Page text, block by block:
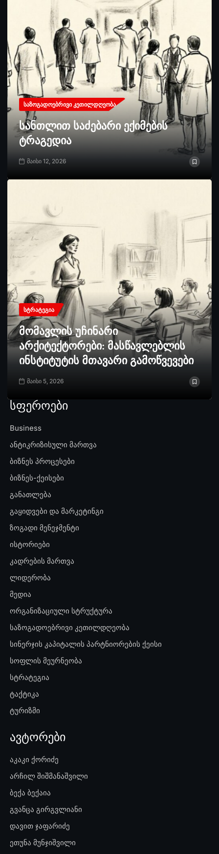
ᲡᲐᲖᲝᲒᲐᲓᲝᲔᲑᲠᲘᲕᲘ ᲙᲔᲗᲘᲚᲓᲦᲔᲝᲑᲐ
სანთლით საძებარი ექიმების
ტრაგედია
მაისი 12, 2026
ᲡᲢᲠᲐᲢᲔᲒᲘᲐ
მომავლის უჩინარი
არქიტექტორები: მასწავლებლის
ინსტიტუტის მთავარი გამოწვევები
მაისი 5, 2026
სფეროები
Business
ანტიკრიზისული მართვა
ბიზნეს პროცესები
ბიზნეს-ქეისები
განათლება
გაყიდვები და მარკეტინგი
ზოგადი მენეჯმენტი
ისტორიები
კადრების მართვა
ლიდერობა
მედია
ორგანიზაციული სტრუქტურა
საზოგადოებრივი კეთილდღეობა
სინერჯის კაპიტალის პარტნიორების ქეისი
სოფლის მეურნეობა
სტრატეგია
ტაქტიკა
ტურიზმი
ავტორები
აკაკი ქორიძე
არჩილ შიშმანაშვილი
ბექა ბექაია
გვანცა გირგვლიანი
დავით ჯაფარიძე
ეთუნა მუნჯიშვილი